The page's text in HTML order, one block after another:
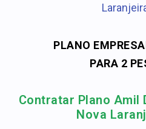
PLANO
PARA 2
Contratar Plano Amil
Nova